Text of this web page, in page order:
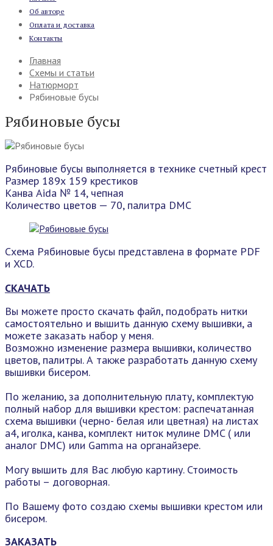
Об авторе
Оплата и доставка
Контакты
Главная
Схемы и статьи
Натюрморт
Рябиновые бусы
Рябиновые бусы
Рябиновые бусы выполняется в технике счетный крест
Размер 189х 159 крестиков
Канва Aida № 14, чепная
Количество цветов — 70, палитра DMC
Схема Рябиновые бусы представлена в формате PDF
и XCD.
СКАЧАТЬ
Вы можете просто скачать файл, подобрать нитки
самостоятельно и вышить данную схему вышивки, а
можете заказать набор у меня.
Возможно изменение размера вышивки, количество
цветов, палитры. А также разработать данную схему
вышивки бисером.
По желанию, за дополнительную плату, комплектую
полный набор для вышивки крестом: распечатанная
схема вышивки (черно- белая или цветная) на листах
а4, иголка, канва, комплект ниток мулине DMC ( или
аналог DMC) или Gamma на органайзере.
Могу вышить для Вас любую картину. Стоимость
работы – договорная.
По Вашему фото создаю схемы вышивки крестом или
бисером.
ЗАКАЗАТЬ